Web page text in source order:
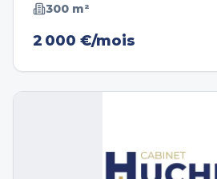
300 m²
2 000 €/mois